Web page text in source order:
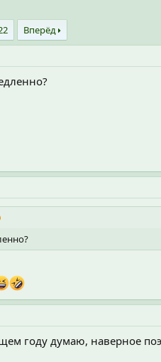
Вперёд
году думаю, наверное